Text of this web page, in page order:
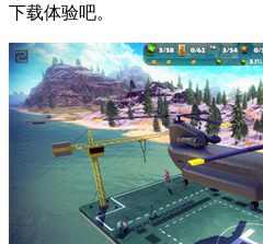
下载体验吧。